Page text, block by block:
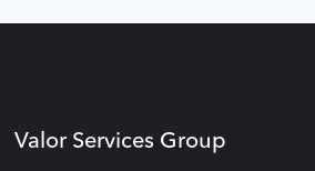
Valor Services Group